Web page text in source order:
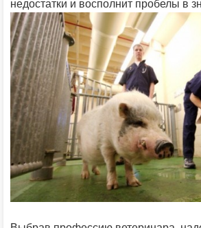
недостатки и восполнит пробелы в